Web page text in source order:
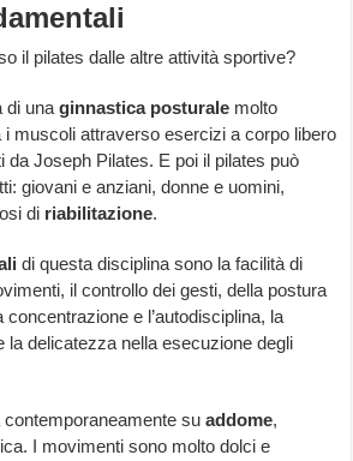
il pilates dalle altre attività sportive?
di unaginnastica posturale molto
muscoli attraverso esercizi a corpo libero
da Joseph Pilates. E poi il pilates può
giovani e anziani, donne e uomini,
di riabilitazione.
di questa disciplina sono la facilità di
il controllo dei gesti, della postura
e l’autodisciplina, la
la delicatezza nella esecuzione degli
contemporaneamente suaddome,
I movimenti sono molto dolci e